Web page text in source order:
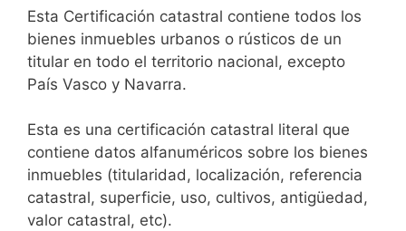
Esta Certificación catastral contiene todos los
bienes inmuebles urbanos o rústicos de un
titular en todo el territorio nacional, excepto
País Vasco y Navarra.
Esta es una certificación catastral literal que
contiene datos alfanuméricos sobre los bienes
inmuebles (titularidad, localización, referencia
catastral, superficie, uso, cultivos, antigüedad,
valor catastral, etc).